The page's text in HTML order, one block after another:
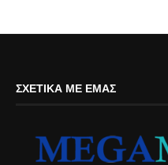
ΣΧΕΤΙΚΆ ΜΕ ΕΜΆΣ